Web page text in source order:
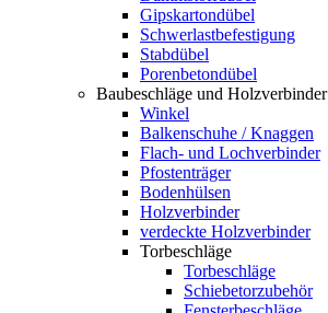
Gipskartondübel
Schwerlastbefestigung
Stabdübel
Porenbetondübel
Baubeschläge und Holzverbinder
Winkel
Balkenschuhe / Knaggen
Flach- und Lochverbinder
Pfostenträger
Bodenhülsen
Holzverbinder
verdeckte Holzverbinder
Torbeschläge
Torbeschläge
Schiebetorzubehör